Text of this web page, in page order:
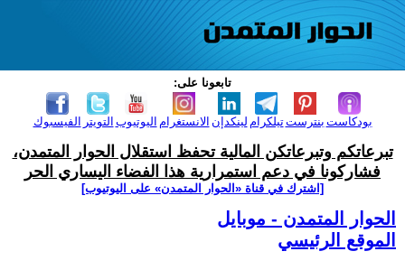
تابعونا على:
الفيسبوك التويتر اليوتيوب الانستغرام لينكدإن تيلكرامبنترست بودكاست
تبرعاتكم وتبرعاتكن المالية تحفظ استقلال الحوار المتمدن،
فشاركونا في دعم استمرارية هذا الفضاء اليساري الحر
[اشترك في قناة ‫«الحوار المتمدن» على اليوتيوب]
الحوار المتمدن - موبايل
الموقع الرئيسي